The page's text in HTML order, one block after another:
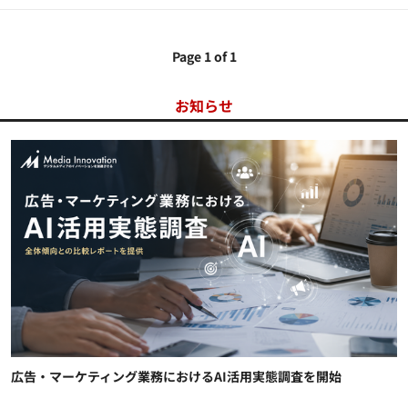
Page 1 of 1
お知らせ
広告・マーケティング業務におけるAI活用実態調査を開始